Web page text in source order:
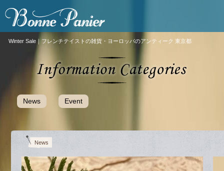
Winter Sale｜フレンチテイストの雑貨・ヨーロッパのアンティーク 東京都
News Event
News